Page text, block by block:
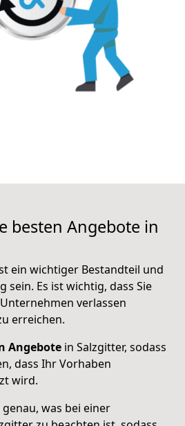
besten Angebote in
ein wichtiger Bestandteil und
sein. Es ist wichtig, dass Sie
verlassen
erreichen.
Angebote in Salzgitter, sodass
dass Ihr Vorhaben
wird.
was bei einer